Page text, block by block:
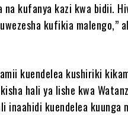
kufanya kazi kwa bidii.
kufikia malengo,”
kuendelea kushiriki
hali ya lishe kwa
inaahidi kuendelea kuunga